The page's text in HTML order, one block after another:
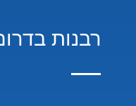
רבנות